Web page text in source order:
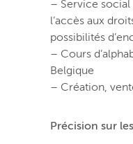
– Service
l’accès aux
possibilités
– Cours
Belgique
– Création,
Précision sur